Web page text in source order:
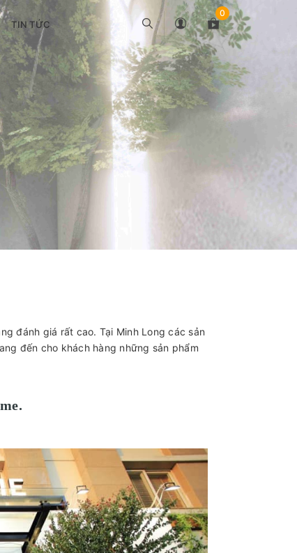
TIN TỨC
0
đánh giá rất cao. Tại Minh Long các sản
đến cho khách hàng những sản phẩm